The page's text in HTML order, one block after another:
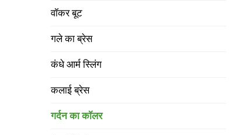
वॉकर बूट
गले का ब्रेस
कंधे आर्म स्लिंग
कलाई ब्रेस
गर्दन का कॉलर